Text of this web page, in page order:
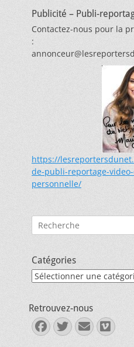
Publicité – Publi-
Contactez-nous pour la
:
https://
de-publi-reportage-
personnelle/
Rechercher :
Catégories
Catégories
Retrouvez-nous
Facebook
Twitter
E-
mail